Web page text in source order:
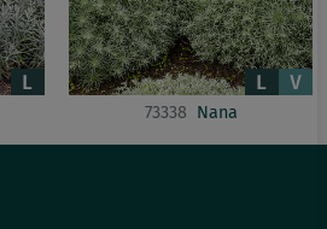
73338 Nana